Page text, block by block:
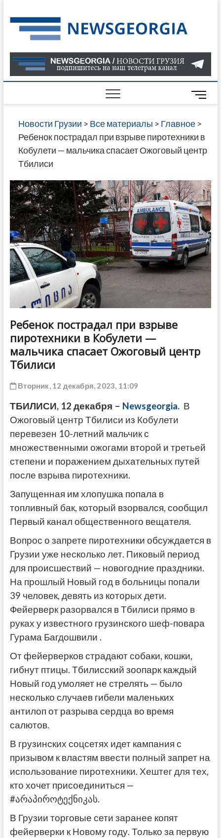
to
content
О
В
ГРУЗИИ
САЙТЕ
M
e
n
u
B
t
o
n
Новости Грузии > Все материалы > Главное>
Ребенок пострадал при взрыве пиротехники в
Кобулети — мальчика спасает Ожоговый центр
Тбилиси
Ребенок пострадал при взрыве
пиротехники в Кобулети —
мальчика спасает Ожоговый центр
Тбилиси
Вторник, 12 декабря, 2023, 11:09
ТБИЛИСИ, 12 декабря – Newsgeorgia. В
Ожоговый центр Тбилиси из Кобулети
перевезен 10-летний мальчик с
множественными ожогами второй и третьей
степени и поражением дыхательных путей
после взрыва пиротехники.
Запущенная им хлопушка попала в
топливный бак, который взорвался, сообщил
Первый канал общественного вещателя.
Вопрос о запрете пиротехники обсуждается в
Грузии уже несколько лет. Пиковый период
для происшествий — новогодние праздники.
На прошлый Новый год в больницы попали
39 человек, девять из которых дети.
Фейерверк разорвался в Тбилиси прямо в
руках у известного грузинского шеф-повара
Гурама Багдошвили .
От фейерверков страдают собаки, кошки,
гибнут птицы. Тбилисский зоопарк каждый
Новый год умоляет не стрелять — было
несколько случаев гибели маленьких
антилоп от разрыва сердца во время
салютов.
В грузинских соцсетях идет кампания с
призывом к властям ввести полный запрет на
использование пиротехники. Хештег для тех,
кто хочет присоединиться —
#არაპიროტექნიკას.
В Грузии торговые сети заранее копят
фейерверки к Новому году. Только за первую